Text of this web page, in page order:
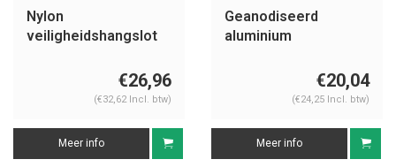
Nylon
veiligheidshangslot
€26,96
(€32,62 Incl. btw)
Meer info
Geanodiseerd
aluminium
groen 72/30 GRÜN
€20,04
(€24,25 Incl. btw)
Meer info